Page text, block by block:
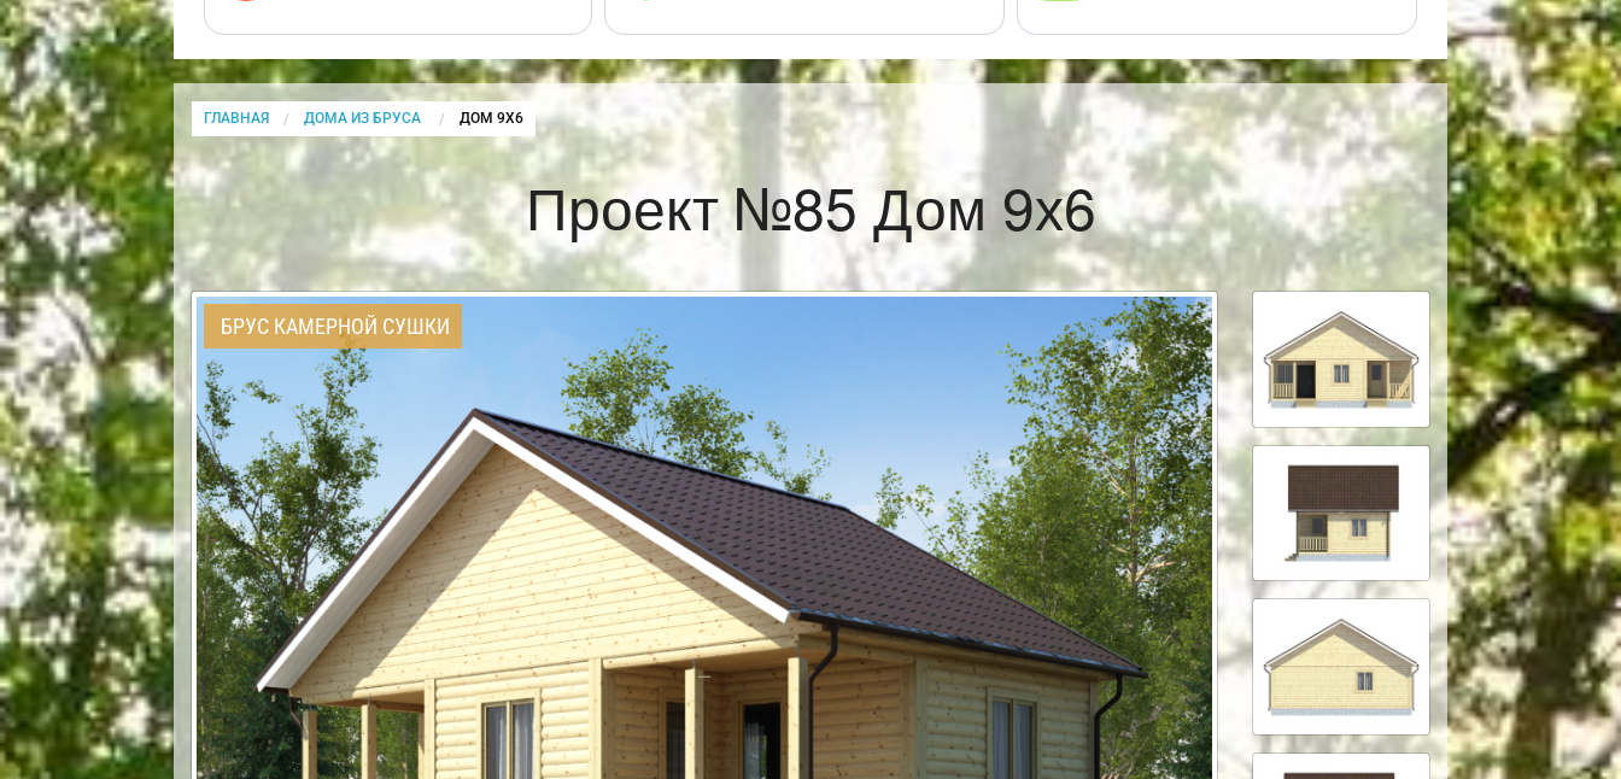
ГЛАВНАЯ ДОМА ИЗ БРУСА CURRENT:
ДОМ 9Х6
Проект №85 Дом 9х6
БРУС КАМЕРНОЙ СУШКИ